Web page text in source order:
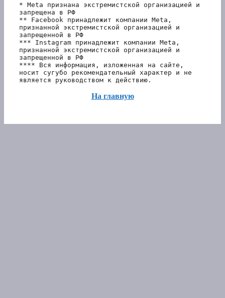
* Meta признана экстремистской организацией и
запрещена в РФ
** Facebook принадлежит компании Meta,
признанной экстремистской организацией и
запрещенной в РФ
*** Instagram принадлежит компании Meta,
признанной экстремистской организацией и
запрещенной в РФ
**** Вся информация, изложенная на сайте,
носит сугубо рекомендательный характер и не
является руководством к действию.
На главную